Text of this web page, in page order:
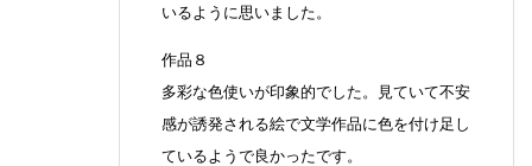
いるように思いました。
作品８
多彩な色使いが印象的でした。見ていて不安
感が誘発される絵で文学作品に色を付け足し
ているようで良かったです。